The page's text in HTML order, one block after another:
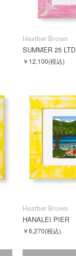
Heather Brown
SUMMER 25 LTD
￥12,100(税込)
Heather Brown
HANALEI PIER
￥6,270(税込)